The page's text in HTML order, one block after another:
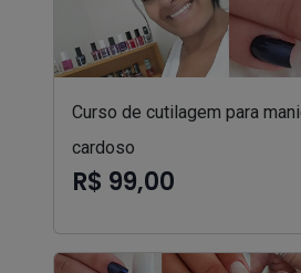
Curso de cutilagem para
cardoso
R$ 99,00